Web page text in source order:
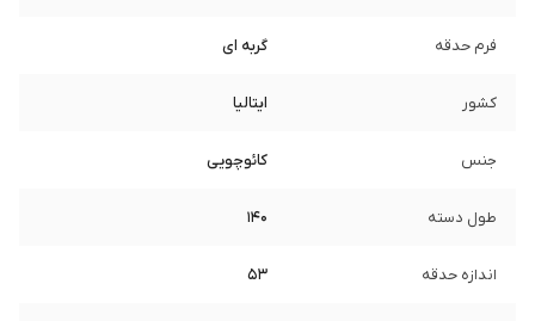
فرم حدقه گربه ای
کشور ایتالیا
جنس کائوچویی
طول دسته 140
اندازه حدقه 53